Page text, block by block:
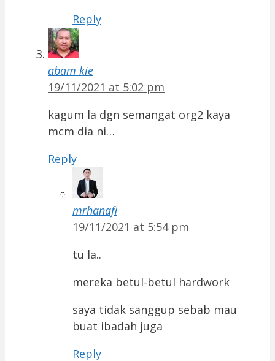
Reply
abam kie
19/11/2021 at 5:02 pm
kagum la dgn semangat org2 kaya
mcm dia ni…
Reply
mrhanafi
19/11/2021 at 5:54 pm
tu la..
mereka betul-betul hardwork
saya tidak sanggup sebab mau
buat ibadah juga
Reply